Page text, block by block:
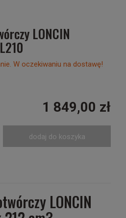
LONCIN
W oczekiwaniu na dostawę!
1 849,00 zł
dodaj do koszyka
LONCIN